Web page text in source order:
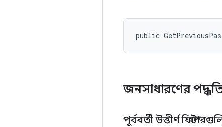
public
জনসাধারণের
পূর্ববর্তী উত্তীর্ণ